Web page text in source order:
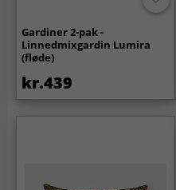
Gardiner 2-pak -
Linnedmixgardin Lumira
(fløde)
kr.439